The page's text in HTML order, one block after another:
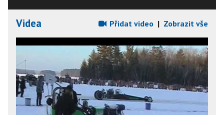
Videa Přidat video | Zobrazit vše